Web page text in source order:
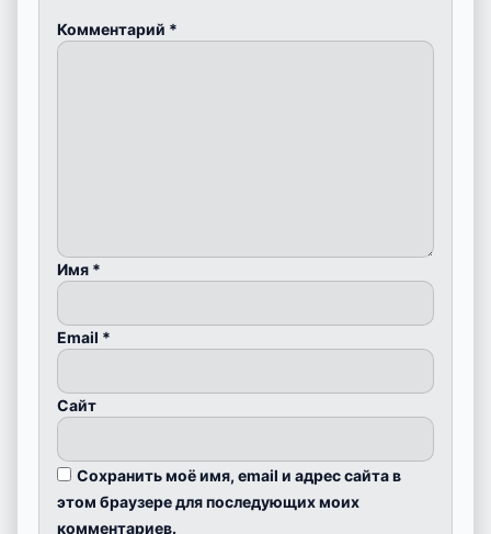
Комментарий *
Имя *
Email *
Сайт
Сохранить моё имя, email и адрес сайта в
этом браузере для последующих моих
комментариев.